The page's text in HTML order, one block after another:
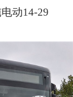
动14-29